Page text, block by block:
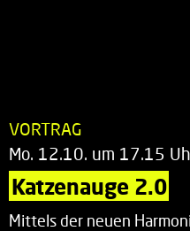
VORTRAG
Mo. 12.10. um 17.15
Katzenauge 2.0
Mittels der neuen